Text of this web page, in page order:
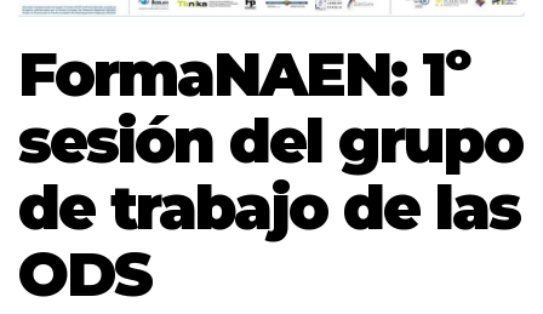
FormaNAEN: 1º
sesión del grupo
de trabajo de las
ODS